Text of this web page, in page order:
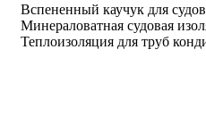
Вспененный каучук для судов
Минераловатная судовая
Теплоизоляция для труб